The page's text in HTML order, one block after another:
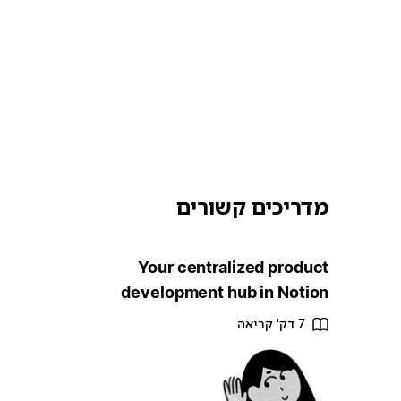
מדריכים קשורים
Your centralized product
development hub in Notion
7 דק' קריאה